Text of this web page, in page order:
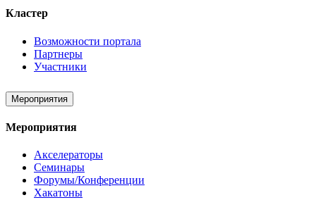
Кластер
Возможности портала
Партнеры
Участники
Мероприятия
Мероприятия
Акселераторы
Семинары
Форумы/Конференции
Хакатоны